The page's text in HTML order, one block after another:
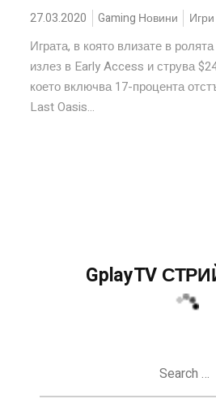
27.03.2020 Gaming Новини Игри
Играта, в която влизате в
излез в Early Access и струва
което включва 17-процента
Last Oasis...
GplayTV